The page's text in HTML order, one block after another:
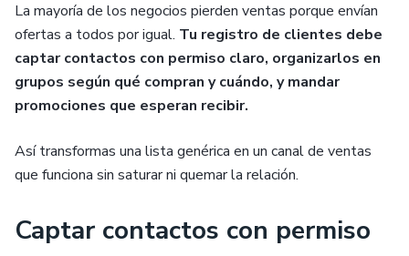
La mayoría de los negocios pierden ventas porque envían
ofertas a todos por igual. Tu registro de clientes debe
captar contactos con permiso claro, organizarlos en
grupos según qué compran y cuándo, y mandar
promociones que esperan recibir.
Así transformas una lista genérica en un canal de ventas
que funciona sin saturar ni quemar la relación.
Captar contactos con permiso